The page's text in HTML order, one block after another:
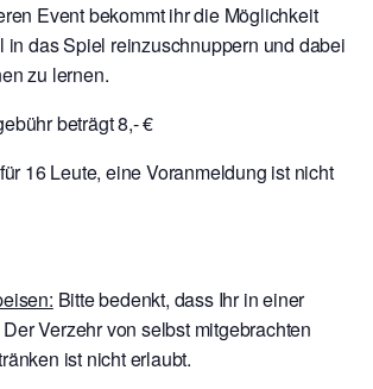
Event bekommt ihr die Möglichkeit
in das Spiel reinzuschnuppern und dabei
zu lernen.
beträgt 8,- €
16 Leute, eine Voranmeldung ist nicht
Bitte bedenkt, dass Ihr in einer
Verzehr von selbst mitgebrachten
ist nicht erlaubt.